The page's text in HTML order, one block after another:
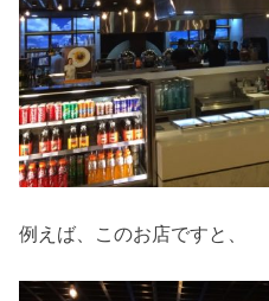
例えば、このお店ですと、